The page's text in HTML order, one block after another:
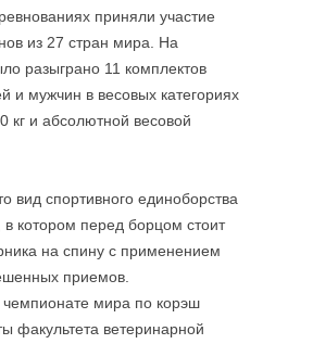
приняли участие
из 27 стран мира. На
разыграно 11 комплектов
и мужчин в весовых категориях
кг и абсолютной весовой
вид спортивного единоборства
в котором перед борцом стоит
на спину с применением
приемов.
мира по корэш
факультета ветеринарной